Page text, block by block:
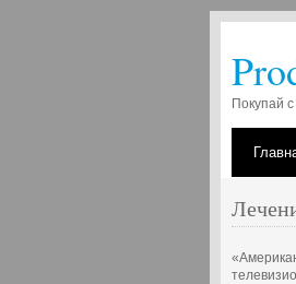
Покупай